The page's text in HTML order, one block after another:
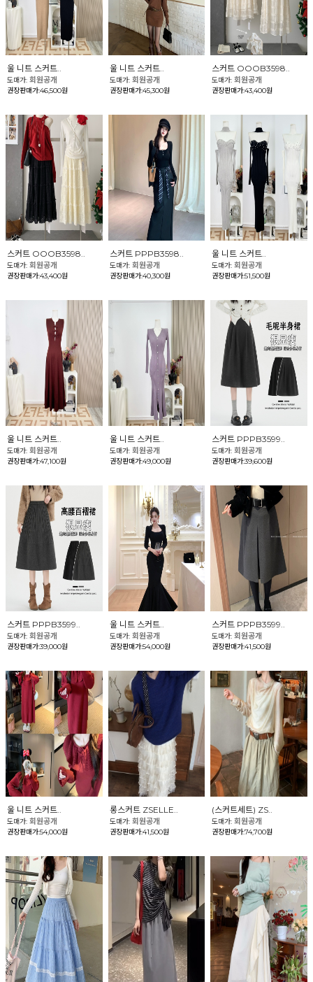
울 니트 스커트..
도매가: 회원공개
권장판매가:46,500원
울 니트 스커트..
도매가: 회원공개
권장판매가:45,300원
스커트 OOOB3598..
도매가:회원공개
권장판매가:43,400원
스커트 OOOB3598..
도매가: 회원공개
권장판매가:43,400원
스커트 PPPB3598..
도매가: 회원공개
권장판매가:40,300원
울 니트 스커트..
도매가:회원공개
권장판매가:51,500원
울 니트 스커트..
도매가: 회원공개
권장판매가:47,100원
울 니트 스커트..
도매가: 회원공개
권장판매가:49,000원
스커트 PPPB3599..
도매가:회원공개
권장판매가:39,600원
스커트 PPPB3599..
도매가: 회원공개
권장판매가:39,000원
울 니트 스커트..
도매가: 회원공개
권장판매가:54,000원
스커트 PPPB3599..
도매가:회원공개
권장판매가:41,500원
울 니트 스커트..
도매가: 회원공개
권장판매가:54,000원
롱스커트 ZSELLE..
도매가: 회원공개
권장판매가:41,500원
(스커트세트) ZS..
도매가:회원공개
권장판매가:74,700원